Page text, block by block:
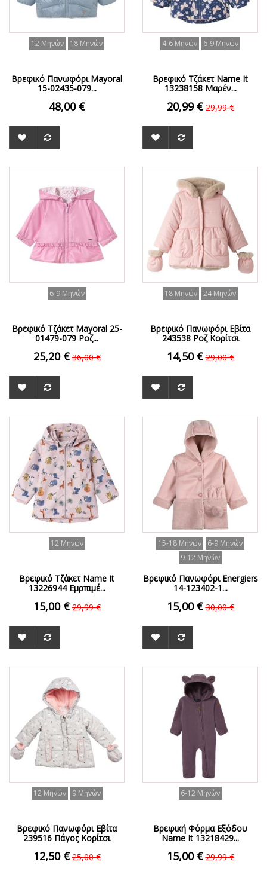
12 Μηνών 18 Μηνών
Βρεφικό Πανωφόρι Mayoral
15-02435-079...
48,00 €
4-6 Μηνών 6-9 Μηνών
Βρεφικό Τζάκετ Name It
13238158 Μαρέν...
20,99 € 29,99 €
6-9 Μηνών
Βρεφικό Τζάκετ Mayoral 25-
01479-079 Ροζ...
25,20 € 36,00 €
18 Μηνών 24 Μηνών
Βρεφικό Πανωφόρι Εβίτα
243538 Ροζ Κορίτσι
14,50 € 29,00 €
12 Μηνών
Βρεφικό Τζάκετ Name It
13226944 Εμρπιμέ...
15,00 € 29,99 €
15-18 Μηνών
6-9 Μηνών
9-12 Μηνών
Βρεφικό Πανωφόρι Energiers
14-123402-1...
15,00 € 30,00 €
12 Μηνών 9 Μηνών
Βρεφικό Πανωφόρι Εβίτα
239516 Πάγος Κορίτσι
12,50 € 25,00 €
6-12 Μηνών
Βρεφική Φόρμα Εξόδου
Name It 13218429...
15,00 € 29,99 €